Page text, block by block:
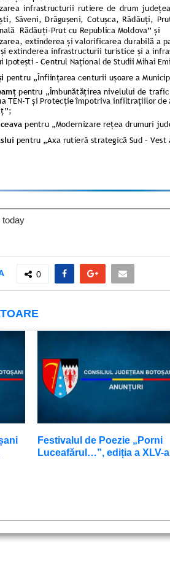
today
0
Festivalul de Poezie „Porni
Luceafărul…”, ediția a XLV-a